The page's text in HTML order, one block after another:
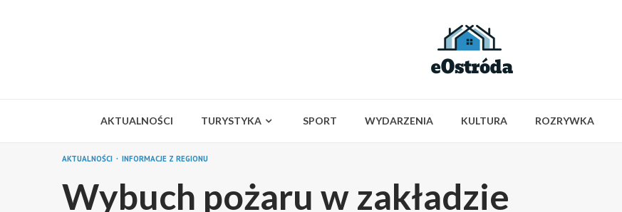
AKTUALNOŚCI TURYSTYKA SPORT WYDARZENIA KULTURA ROZRYWKA
AKTUALNOŚCI INFORMACJE Z REGIONU
Wybuch pożaru w zakładzie